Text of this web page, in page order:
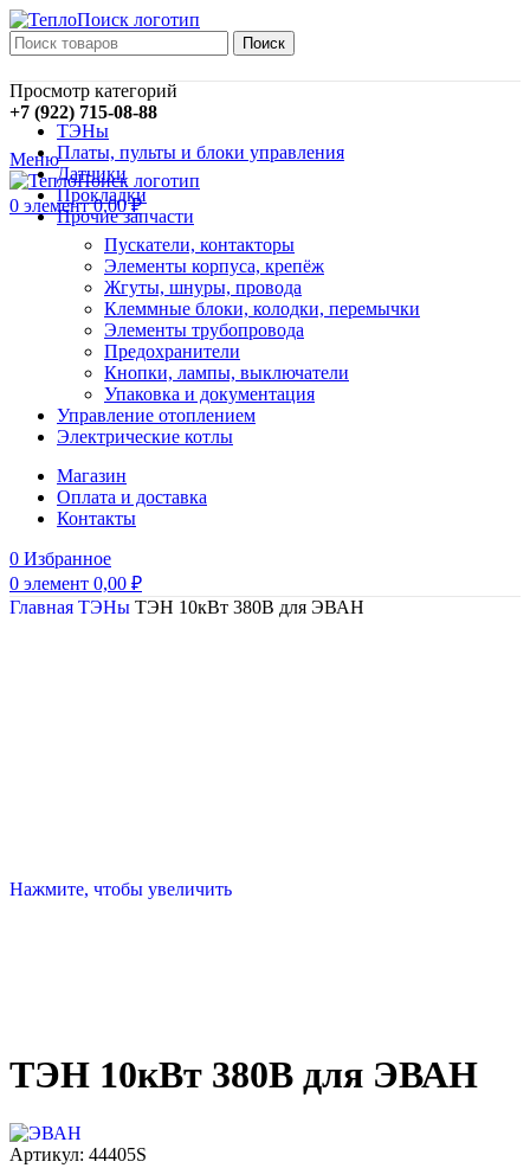
Поиск
+7 (922) 715-08-88
Меню
0 элемент 0,00₽
Просмотр категорий
ТЭНы
Платы, пульты и блоки управления
Датчики
Прокладки
Прочие запчасти
Пускатели, контакторы
Элементы корпуса, крепёж
Жгуты, шнуры, провода
Клеммные блоки, колодки, перемычки
Элементы трубопровода
Предохранители
Кнопки, лампы, выключатели
Упаковка и документация
Управление отоплением
Электрические котлы
Магазин
Оплата и доставка
Контакты
0 Избранное
0 элемент 0,00 ₽
Главная ТЭНы ТЭН 10кВт 380В для ЭВАН
Нажмите, чтобы увеличить
ТЭН 10кВт 380В для ЭВАН
Артикул: 44405S